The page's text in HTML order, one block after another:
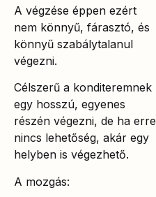
A végzése éppen ezért
nem könnyű, fárasztó, és
könnyű szabálytalanul
végezni.
Célszerű a konditeremnek
egy hosszú, egyenes
részén végezni, de ha erre
nincs lehetőség, akár egy
helyben is végezhető.
A mozgás: